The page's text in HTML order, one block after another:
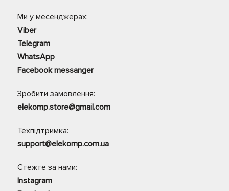
Ми у месенджерах:
Viber
Telegram
WhatsApp
Facebook messanger
Зробити замовлення:
elekomp.store@gmail.com
Техпідтримка:
support@elekomp.com.ua
Стежте за нами:
Instagram